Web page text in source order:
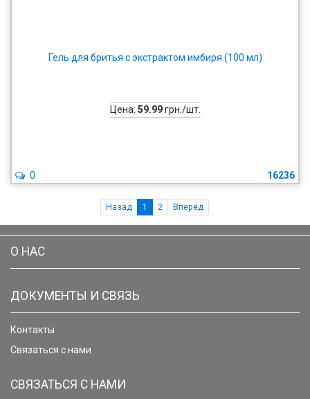
Гель для бритья с экстрактом имбиря (100 мл)
Цена: 59.99грн./шт.
16236
0
Назад 1 2 Вперёд
О НАС
ДОКУМЕНТЫ И СВЯЗЬ
Контакты
Связаться с нами
СВЯЗАТЬСЯ С НАМИ